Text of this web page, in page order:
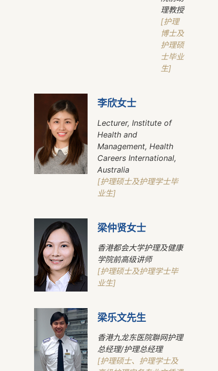
理教授
[护理
博士及
护理硕
士毕业
生]
李欣女士
Lecturer, Institute of
Health and
Management, Health
Careers International,
Australia
[护理硕士及护理学士毕
业生]
梁仲贤女士
香港都会大学护理及健康
学院前高级讲师
[护理硕士及护理学士毕
业生]
梁乐文先生
香港九龙东医院聨网护理
总经理/护理总经理
[护理硕士、护理学士及